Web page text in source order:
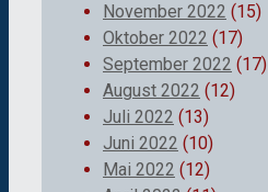
November 2022 (15)
Oktober 2022 (17)
September 2022 (17)
August 2022 (12)
Juli 2022 (13)
Juni 2022 (10)
Mai 2022 (12)